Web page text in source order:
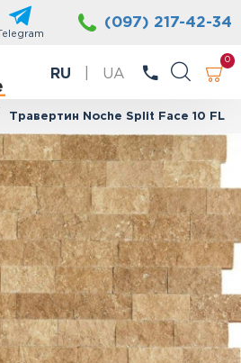
Telegram
(097) 217-42-34
RU UA
0
Травертин Noche Split Face 10 FL